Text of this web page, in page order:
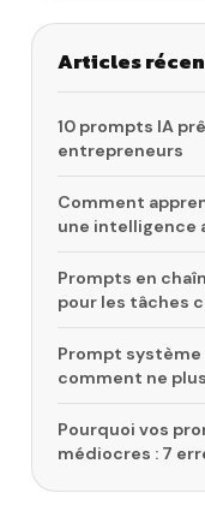
Articles
10 prompts IA
entrepreneurs
Comment
une intelligence
Prompts en
pour les tâches
Prompt
comment ne
Pourquoi vos
médiocres : 7